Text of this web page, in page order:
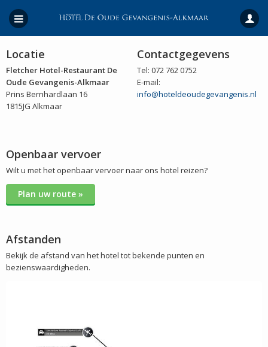
Locatie
Fletcher Hotel-Restaurant De
Oude Gevangenis-Alkmaar
Prins Bernhardlaan 16
1815JG Alkmaar
Contactgegevens
Tel: 072 762 0752
E-mail:
info@hoteldeoudegevangenis.nl
Openbaar vervoer
Wilt u met het openbaar vervoer naar ons hotel reizen?
Plan uw route »
Afstanden
Bekijk de afstand van het hotel tot bekende punten en
bezienswaardigheden.